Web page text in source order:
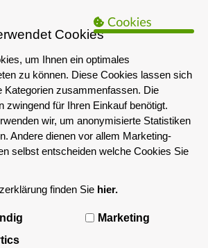
bayern.de Angebot richtet sich nur an
BGB sowie die öffentliche Hand. Ein Verkauf
ist nicht möglich.
Cookies
um Ihnen ein optimales
zu können. Diese Cookies lassen sich
Kategorien zusammenfassen. Die
zwingend für Ihren Einkauf benötigt.
wir, um anonymisierte Statistiken
Andere dienen vor allem Marketing-
selbst entscheiden welche Cookies Sie
finden Sie hier.
Marketing